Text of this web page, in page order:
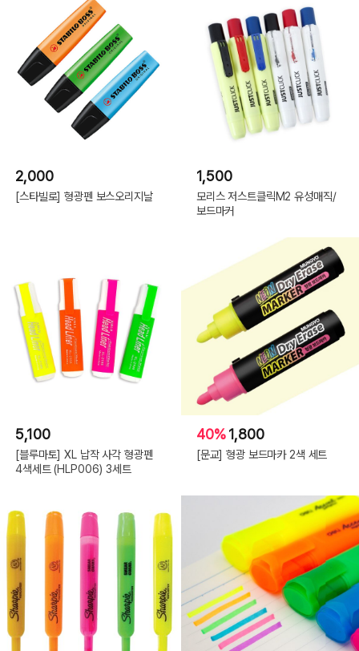
2,000
[스타빌로] 형광펜 보스오리지날
1,500
모리스 저스트클릭M2 유성매직/
보드마커
5,100
[블루마토] XL 납작 사각 형광펜
4색세트 (HLP006) 3세트
40%1,800
[문교] 형광 보드마카 2색 세트